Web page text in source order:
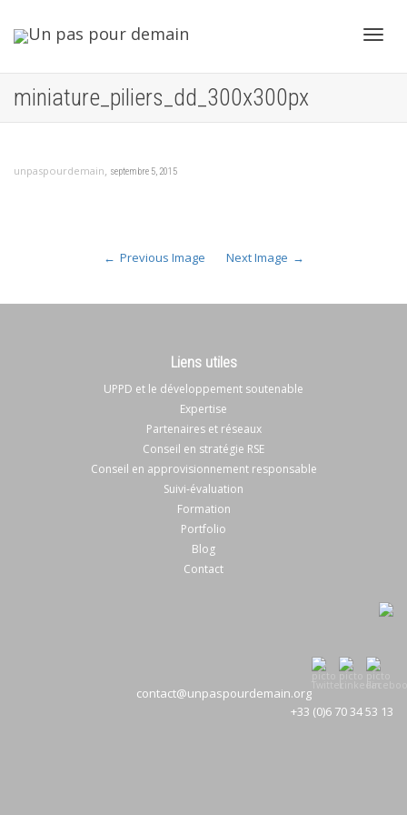
miniature_piliers_dd_300x300px
unpaspourdemain, septembre 5, 2015
Previous Image Next Image
Liens utiles
UPPD et le développement soutenable
Expertise
Partenaires et réseaux
Conseil en stratégie RSE
Conseil en approvisionnement responsable
Suivi-évaluation
Formation
Portfolio
Blog
Contact
contact@unpaspourdemain.org
+33 (0)6 70 34 53 13